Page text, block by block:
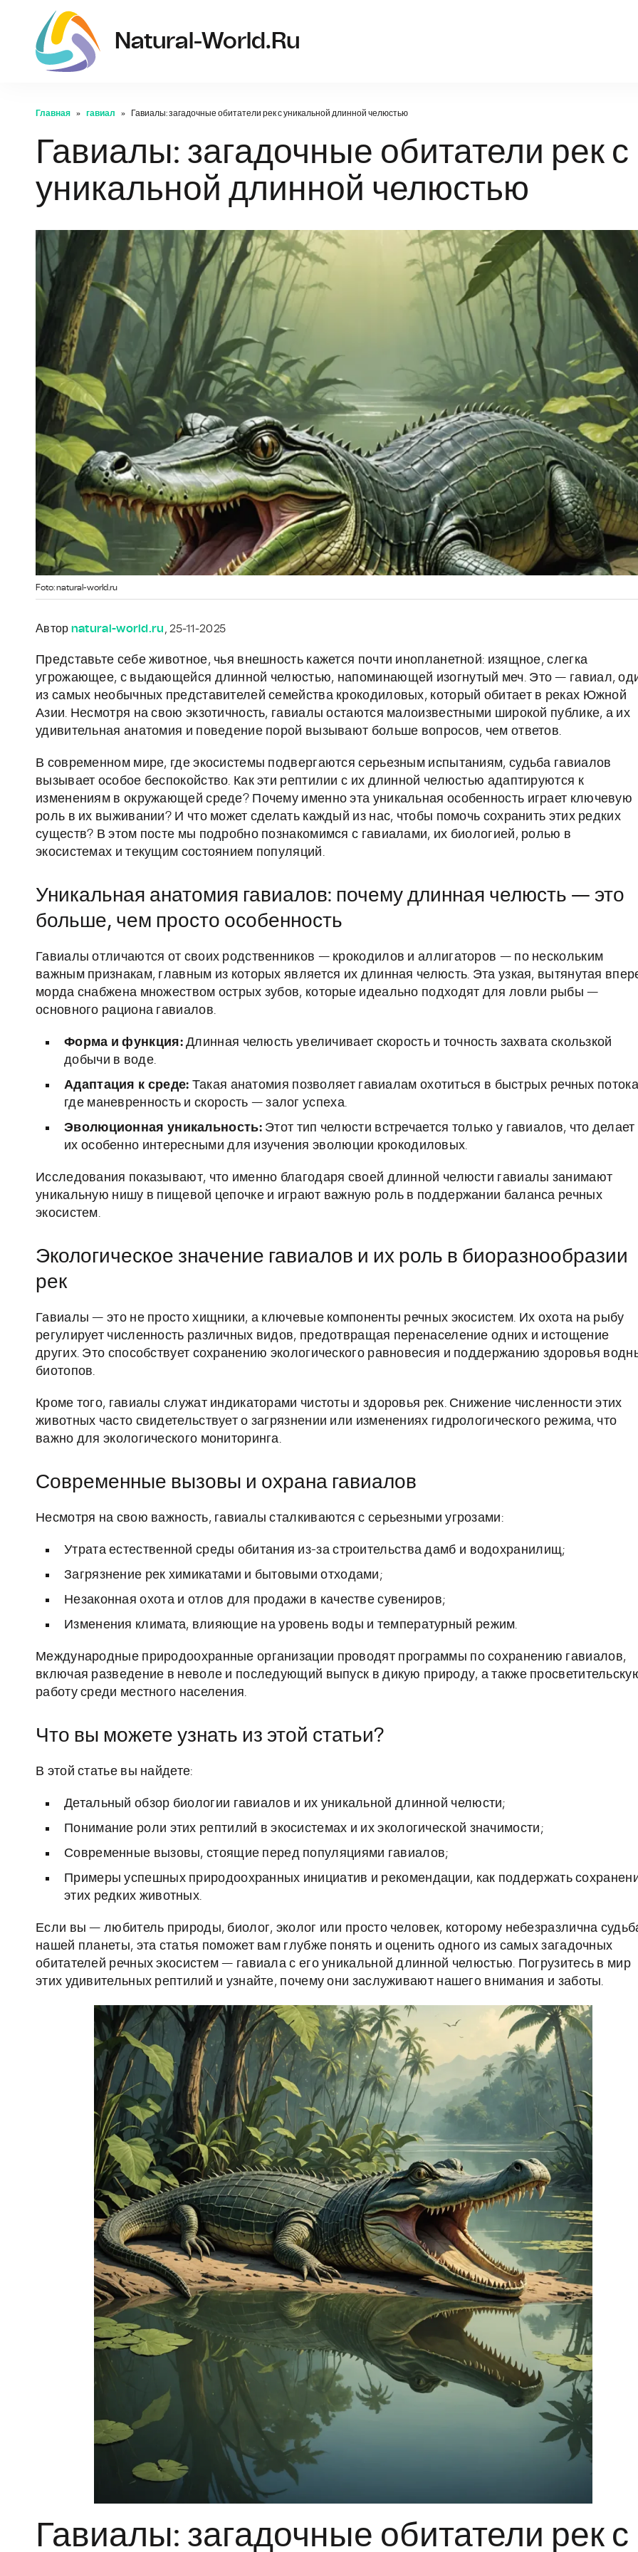
Natural-World.ru
Главная гавиал Гавиалы: загадочные обитатели рек с уникальной длинной челюстью
Гавиалы: загадочные обитатели рек с
уникальной длинной челюстью
Foto: natural-world.ru
Автор natural-world.ru, 25-11-2025
Представьте себе животное, чья внешность кажется почти инопланетной: изящное, слегка
угрожающее, с выдающейся длинной челюстью, напоминающей изогнутый меч. Это — гавиал,
из самых необычных представителей семейства крокодиловых, который обитает в реках Южной
Азии. Несмотря на свою экзотичность, гавиалы остаются малоизвестными широкой публике, а их
удивительная анатомия и поведение порой вызывают больше вопросов, чем ответов.
В современном мире, где экосистемы подвергаются серьезным испытаниям, судьба гавиалов
вызывает особое беспокойство. Как эти рептилии с их длинной челюстью адаптируются к
изменениям в окружающей среде? Почему именно эта уникальная особенность играет ключевую
роль в их выживании? И что может сделать каждый из нас, чтобы помочь сохранить этих редких
существ? В этом посте мы подробно познакомимся с гавиалами, их биологией, ролью в
экосистемах и текущим состоянием популяций.
Уникальная анатомия гавиалов: почему длинная челюсть — это
больше, чем просто особенность
Гавиалы отличаются от своих родственников — крокодилов и аллигаторов — по нескольким
важным признакам, главным из которых является их длинная челюсть. Эта узкая, вытянутая
морда снабжена множеством острых зубов, которые идеально подходят для ловли рыбы —
основного рациона гавиалов.
Форма и функция:Длинная челюсть увеличивает скорость и точность захвата скользкой
добычи в воде.
Адаптация к среде: Такая анатомия позволяет гавиалам охотиться в быстрых речных
где маневренность и скорость — залог успеха.
Эволюционная уникальность:Этот тип челюсти встречается только у гавиалов, что делает
их особенно интересными для изучения эволюции крокодиловых.
Исследования показывают, что именно благодаря своей длинной челюсти гавиалы занимают
уникальную нишу в пищевой цепочке и играют важную роль в поддержании баланса речных
экосистем.
Экологическое значение гавиалов и их роль в биоразнообразии
рек
Гавиалы — это не просто хищники, а ключевые компоненты речных экосистем. Их охота на рыбу
регулирует численность различных видов, предотвращая перенаселение одних и истощение
других. Это способствует сохранению экологического равновесия и поддержанию здоровья
биотопов.
Кроме того, гавиалы служат индикаторами чистоты и здоровья рек. Снижение численности этих
животных часто свидетельствует о загрязнении или изменениях гидрологического режима, что
важно для экологического мониторинга.
Современные вызовы и охрана гавиалов
Несмотря на свою важность, гавиалы сталкиваются с серьезными угрозами:
Утрата естественной среды обитания из-за строительства дамб и водохранилищ;
Загрязнение рек химикатами и бытовыми отходами;
Незаконная охота и отлов для продажи в качестве сувениров;
Изменения климата, влияющие на уровень воды и температурный режим.
Международные природоохранные организации проводят программы по сохранению гавиалов,
включая разведение в неволе и последующий выпуск в дикую природу, а также
работу среди местного населения.
Что вы можете узнать из этой статьи?
В этой статье вы найдете:
Детальный обзор биологии гавиалов и их уникальной длинной челюсти;
Понимание роли этих рептилий в экосистемах и их экологической значимости;
Современные вызовы, стоящие перед популяциями гавиалов;
Примеры успешных природоохранных инициатив и рекомендации, как поддержать
этих редких животных.
Если вы — любитель природы, биолог, эколог или просто человек, которому небезразлична
нашей планеты, эта статья поможет вам глубже понять и оценить одного из самых загадочных
обитателей речных экосистем — гавиала с его уникальной длинной челюстью. Погрузитесь в мир
этих удивительных рептилий и узнайте, почему они заслуживают нашего внимания и заботы.
Гавиалы: загадочные обитатели рек с